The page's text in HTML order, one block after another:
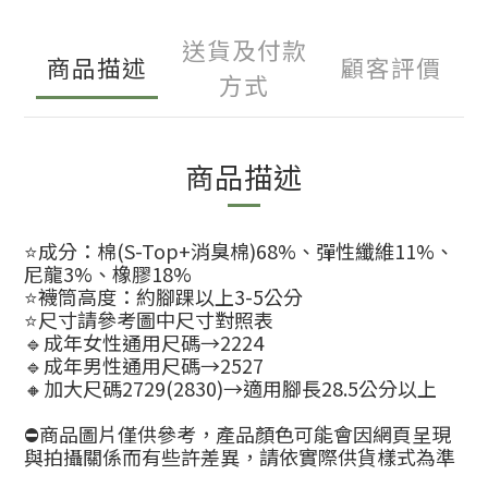
商品描述
送貨及付款
方式
顧客評價
商品描述
⭐️成分：棉(S-Top+消臭棉)68%、彈性纖維11%、
尼龍3%、橡膠18%
⭐️襪筒高度：約腳踝以上3-5公分
⭐️尺寸請參考圖中尺寸對照表
🔹成年女性通用尺碼→2224
🔹成年男性通用尺碼→2527
🔸加大尺碼2729(2830)→適用腳長28.5公分以上
⛔商品圖片僅供參考，產品顏色可能會因網頁呈現
與拍攝關係而有些許差異，請依實際供貨樣式為準